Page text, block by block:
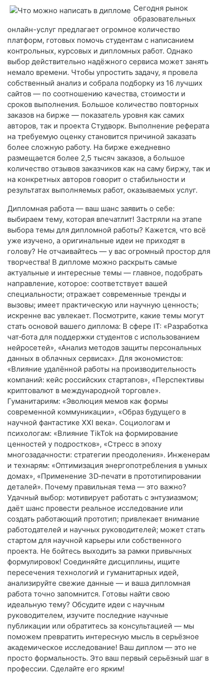
Сегодня рынок
образовательных
онлайн-услуг предлагает огромное количество
платформ, готовых помочь студентам с написанием
контрольных, курсовых и дипломных работ. Однако
выбор действительно надёжного сервиса может занять
немало времени. Чтобы упростить задачу, я провела
собственный анализ и собрала подборку из 16 лучших
сайтов — по соотношению качества, стоимости и
сроков выполнения. Большое количество повторных
заказов на бирже — показатель уровня как самих
авторов, так и проекта Студворк. Выполнение реферата
на требуемую оценку становится причиной заказать
более сложную работу. На бирже ежедневно
размещается более 2,5 тысяч заказов, а большое
количество отзывов заказчиков как на саму биржу, так и
на конкретных авторов говорит о стабильности и
результатах выполняемых работ, оказываемых услуг.
Дипломная работа — ваш шанс заявить о себе:
выбираем тему, которая впечатлит! Застряли на этапе
выбора темы для дипломной работы? Кажется, что всё
уже изучено, а оригинальные идеи не приходят в
голову? Не отчаивайтесь — у вас огромный простор для
творчества! В дипломе можно раскрыть самые
актуальные и интересные темы — главное, подобрать
направление, которое: соответствует вашей
специальности; отражает современные тренды и
вызовы; имеет практическую или научную ценность;
искренне вас увлекает. Посмотрите, какие темы могут
стать основой вашего диплома: В сфере IT: «Разработка
чат‑бота для поддержки студентов с использованием
нейросетей», «Анализ методов защиты персональных
данных в облачных сервисах». Для экономистов:
«Влияние удалённой работы на производительность
компаний: кейс российских стартапов», «Перспективы
криптовалют в международной торговле».
Гуманитариям: «Эволюция мемов как формы
современной коммуникации», «Образ будущего в
научной фантастике XXI века». Социологам и
психологам: «Влияние TikTok на формирование
ценностей у подростков», «Стресс в эпоху
многозадачности: стратегии преодоления». Инженерам
и технарям: «Оптимизация энергопотребления в умных
домах», «Применение 3D‑печати в прототипировании
деталей». Почему правильная тема — это важно?
Удачный выбор: мотивирует работать с энтузиазмом;
даёт шанс провести реальное исследование или
создать работающий прототип; привлекает внимание
работодателей и научных руководителей; может стать
стартом для научной карьеры или собственного
проекта. Не бойтесь выходить за рамки привычных
формулировок! Соединяйте дисциплины, ищите
пересечения технологий и гуманитарных идей,
анализируйте свежие данные — и ваша дипломная
работа точно запомнится. Готовы найти свою
идеальную тему? Обсудите идеи с научным
руководителем, изучите последние научные
публикации или обратитесь за консультацией — мы
поможем превратить интересную мысль в серьёзное
академическое исследование! Ваш диплом — это не
просто формальность. Это ваш первый серьёзный шаг в
профессии. Сделайте его ярким!